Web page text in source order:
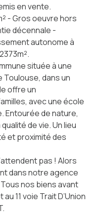
en vente.
- Gros oeuvre hors
décennale -
autonome à
située à une
Toulouse, dans un
offre un
avec une école
Entourée de nature,
de vie. Un lieu
et proximité des
pas ! Alors
dans notre agence
nos biens avant
11 voie Trait D’Union